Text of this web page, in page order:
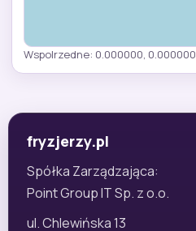
Wspolrzedne: 0.000000, 0.000000
fryzjerzy.pl
Spółka Zarządzająca:
Point Group IT Sp. z o.o.
ul. Chlewińska 13